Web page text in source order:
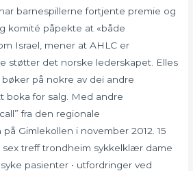
barnespillerne fortjente premie og
komité påpekte at «både
Israel, mener at AHLC er
støtter det norske lederskapet. Elles
på nokre av dei andre
boka for salg. Med andre
fra den regionale
Gimlekollen i november 2012. 15
sex treff trondheim sykkelklær dame
syke pasienter • utfordringer ved